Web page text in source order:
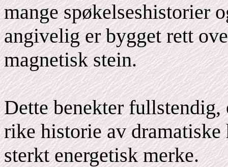
mange spøkelseshistorier
angivelig er bygget rett
magnetisk stein.
Dette benekter
rike historie av dramatiske
sterkt energetisk merke.